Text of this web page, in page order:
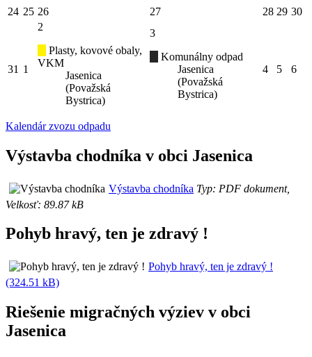
24 25 26 27 28 29 30
31 1
2
Plasty, kovové obaly,
VKM
Jasenica
(Považská
Bystrica)
3
Komunálny odpad
Jasenica
(Považská
Bystrica)
4 5 6
Kalendár zvozu odpadu
Výstavba chodníka v obci Jasenica
Výstavba chodníka Typ: PDF dokument,
Velkosť: 89.87 kB
Pohyb hravý, ten je zdravý !
Pohyb hravý, ten je zdravý !
(324.51 kB)
Riešenie migračných výziev v obci
Jasenica